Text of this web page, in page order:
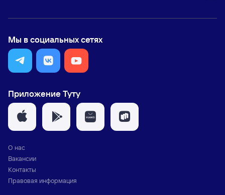
Мы в социальных сетях
Приложение Туту
О нас
Вакансии
Контакты
Правовая информация